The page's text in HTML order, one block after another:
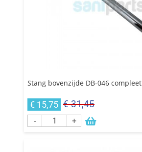
Stang bovenzijde DB-046 compleet
€ 15,75 € 31,45
- +